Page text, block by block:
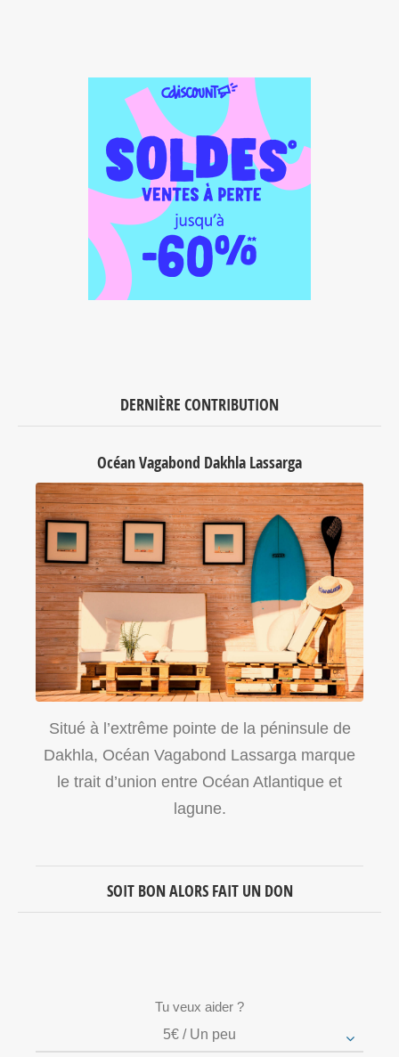
DERNIÈRE CONTRIBUTION
Océan Vagabond Dakhla Lassarga
Situé à l’extrême pointe de la péninsule de
Dakhla, Océan Vagabond Lassarga marque
le trait d’union entre Océan Atlantique et
lagune.
SOIT BON ALORS FAIT UN DON
Tu veux aider ?
5€ / Un peu